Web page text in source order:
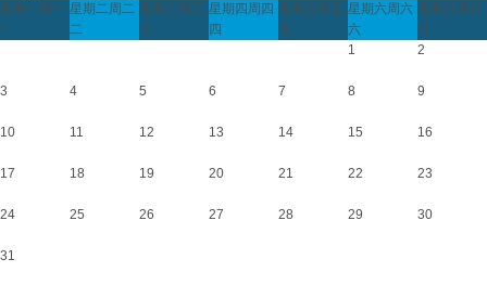
星期一 周一
一
星期二周二
二
星期三 周三
三
星期四 周四
四
星期五 周五
五
星期六周六
六
星期日 周日
日
1
2
3 4 5 6 7 8 9
10 11 12 13 14 15 16
17 18 19 20 21 22 23
24 25 26 27 28 29 30
31